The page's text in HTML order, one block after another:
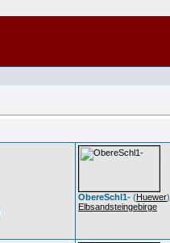
ObereSchl1- (Huewer)
Elbsandsteingebirge